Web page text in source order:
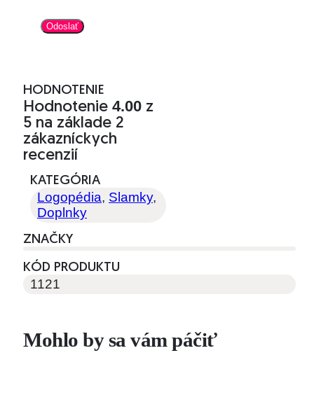
HODNOTENIE
Hodnotenie 4.00 z
5 na základe 2
zákazníckych
recenzií
KATEGÓRIA
Logopédia, Slamky,
Doplnky
ZNAČKY
KÓD PRODUKTU
1121
Mohlo by sa vám páčiť